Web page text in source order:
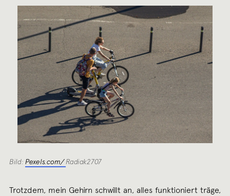
Bild: Pexels.com/Radiak2707
Trotzdem, mein Gehirn schwillt an, alles funktioniert träge,